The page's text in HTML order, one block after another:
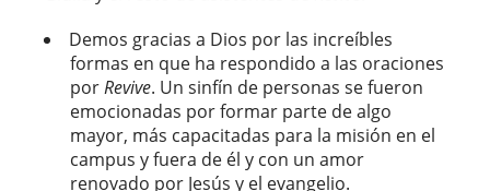
Demos gracias a Dios por las increíbles
formas en que ha respondido a las oraciones
porRevive. Un sinfín de personas se fueron
emocionadas por formar parte de algo
mayor, más capacitadas para la misión en el
campus y fuera de él y con un amor
renovado por Jesús y el evangelio.